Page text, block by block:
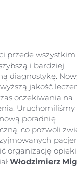
przede wszystkim
i bardziej
diagnostykę.
jakość
oczekiwania na
Uruchomiliśmy
poradnię
co pozwoli
organizację
Włodzimierz